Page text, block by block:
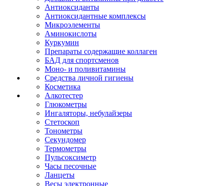
Антиоксиданты
Антиоксидантные комплексы
Микроэлементы
Аминокислоты
Куркумин
Препараты содержащие коллаген
БАД для спортсменов
Моно- и поливитамины
Средства личной гигиены
Косметика
Алкотестер
Глюкометры
Ингаляторы, небулайзеры
Стетоскоп
Тонометры
Секундомер
Термометры
Пульсоксиметр
Часы песочные
Ланцеты
Весы электронные